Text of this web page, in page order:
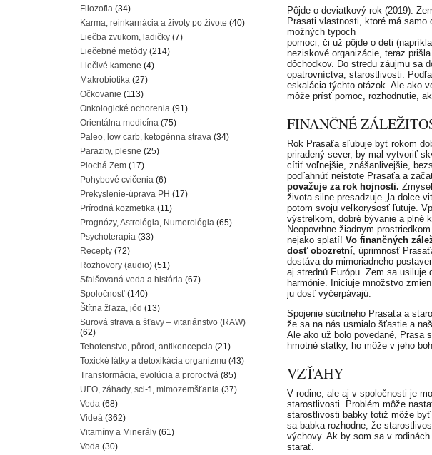
Pôjde o deviatkový rok (2019).
Prasati vlastnosti, ktoré má
možných typoch
pomoci, či už pôjde o deti
neziskové organizácie, teraz
dôchodkov. Do stredu záujmu sa
opatrovníctva, starostlivosti.
eskalácia týchto otázok. Ale ako
môže prísť pomoc, rozhodnutie,
FINANČNÉ
Rok Prasaťa sľubuje byť rokom
priradený sever, by mal vytvoriť
cítiť voľnejšie, znášanlivejšie,
podľahnúť neistote Prasaťa a
považuje za rok hojnosti.
života silne presadzuje „la dolce
potom svoju veľkorysosť ľutuje.
výstrelkom, dobré bývanie a plné
Neopovrhne žiadnym
nejako splatí! Vo finančných
dosť obozretní, úprimnosť
dostáva do mimoriadneho
aj strednú Európu. Zem sa
harmónie. Iniciuje množstvo
ju dosť vyčerpávajú.
Spojenie súcitného Prasaťa a
že sa na nás usmialo šťastie a
Ale ako už bolo povedané, Prasa
hmotné statky, ho môže v jeho
VZŤAHY
V rodine, ale aj v spoločnosti je
starostlivosti. Problém môže
starostlivosti babky totiž môže
sa babka rozhodne, že
výchovy. Ak by som sa v
starať.
Filozofia (34)
Karma, reinkarnácia a životy po živote (40)
Liečba zvukom, ladičky (7)
Liečebné metódy (214)
Liečivé kamene (4)
Makrobiotika (27)
Očkovanie (113)
Onkologické ochorenia (91)
Orientálna medicína (75)
Paleo, low carb, ketogénna strava (34)
Parazity, plesne (25)
Plochá Zem (17)
Pohybové cvičenia (6)
Prekyslenie-úprava PH (17)
Prírodná kozmetika (11)
Prognózy, Astrológia, Numerológia (65)
Psychoterapia (33)
Recepty (72)
Rozhovory (audio) (51)
Sfalšovaná veda a história (67)
Spoločnosť (140)
Štítna žľaza, jód (13)
Surová strava a šťavy – vitariánstvo (RAW)
(62)
Tehotenstvo, pôrod, antikoncepcia (21)
Toxické látky a detoxikácia organizmu (43)
Transformácia, evolúcia a proroctvá (85)
UFO, záhady, sci-fi, mimozemšťania (37)
Veda (68)
Videá (362)
Vitamíny a Minerály (61)
Voda (30)